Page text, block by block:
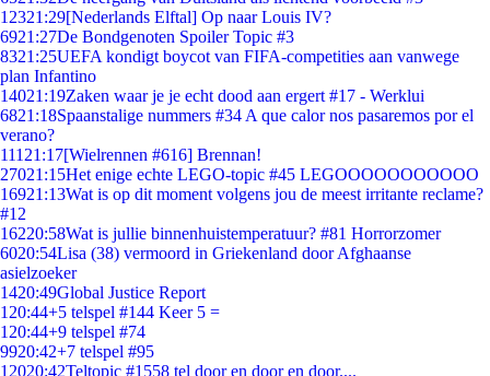
12321:29[Nederlands Elftal] Op naar Louis IV?
6921:27De Bondgenoten Spoiler Topic #3
8321:25UEFA kondigt boycot van FIFA-competities aan vanwege
plan Infantino
14021:19Zaken waar je je echt dood aan ergert #17 - Werklui
6821:18Spaanstalige nummers #34 A que calor nos pasaremos por el
verano?
111 21:17[Wielrennen #616] Brennan!
27021:15Het enige echte LEGO-topic #45 LEGOOOOOOOOOOO
16921:13Wat is op dit moment volgens jou de meest irritante reclame?
#12
16220:58Wat is jullie binnenhuistemperatuur? #81 Horrorzomer
6020:54Lisa (38) vermoord in Griekenland door Afghaanse
asielzoeker
1420:49Global Justice Report
1 20:44+5 telspel #144 Keer 5 =
1 20:44+9 telspel #74
9920:42+7 telspel #95
12020:42Teltopic #1558 tel door en door en door....